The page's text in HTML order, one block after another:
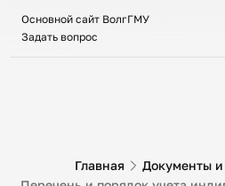
Основной сайт ВолгГМУ
Задать вопрос
Главная
Документы